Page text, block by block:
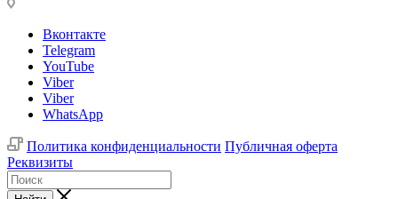
Вконтакте
Telegram
YouTube
Viber
Viber
WhatsApp
Политика конфиденциальности Публичная оферта
Реквизиты